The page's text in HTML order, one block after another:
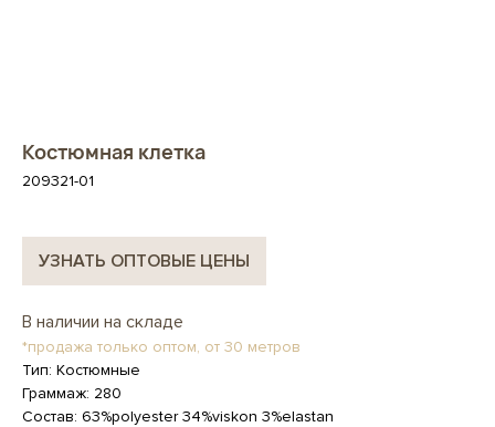
Костюмная клетка
209321-01
УЗНАТЬ ОПТОВЫЕ ЦЕНЫ
В наличии на складе
*продажа только оптом, от 30 метров
Тип: Костюмные
Граммаж: 280
Состав: 63%polyester 34%viskon 3%elastan